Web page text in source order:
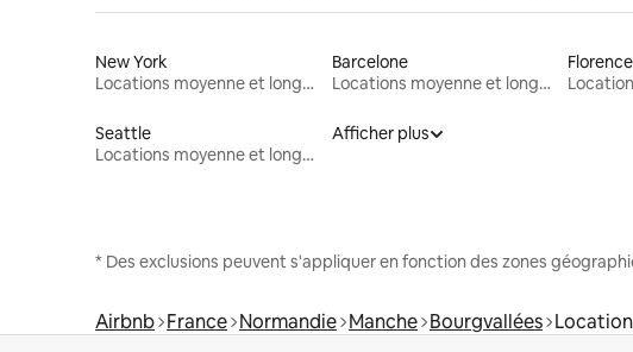
New York
Locations moyenne et longue durée
Barcelone
Locations moyenne et longue durée
Florence
Seattle
Locations moyenne et longue durée
Afficher plus
* Des exclusions peuvent s'appliquer en fonction des zones
Airbnb France Normandie Manche Bourgvallées